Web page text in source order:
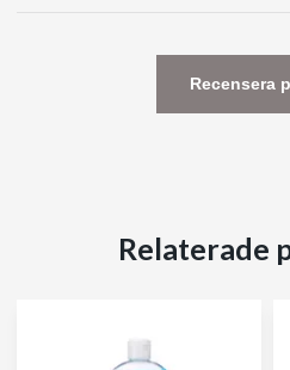
Recensera
Relaterade